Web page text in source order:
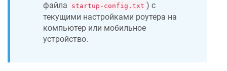
файла
startup-config.txt ) с
текущими настройками роутера на
компьютер или мобильное
устройство.